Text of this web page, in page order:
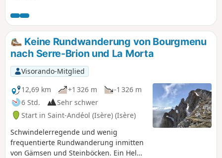
Keine Rundwanderung von Bourgmenu
nach Serre-Brion und La Morta
Visorando-Mitglied
12,69 km
+1 326 m
-1 326 m
6 Std.
Sehr schwer
Start in Saint-Andéol (Isère) (Isère)
Schwindelerregende und wenig
frequentierte Rundwanderung inmitten
von Gämsen und Steinböcken. Ein Helm